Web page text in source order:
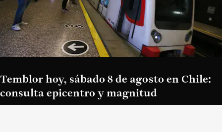
Temblor hoy, sábado 8 de agosto en Chile:
consulta epicentro y magnitud